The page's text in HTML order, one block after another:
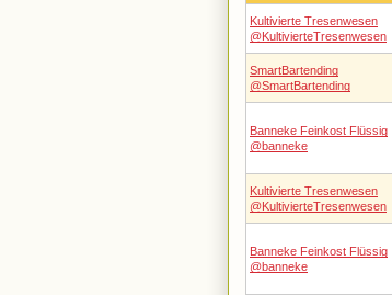
Kultivierte Tresenwesen
@KultivierteTresenwesen
SmartBartending
@SmartBartending
Banneke Feinkost Flüssig
@banneke
Kultivierte Tresenwesen
@KultivierteTresenwesen
Banneke Feinkost Flüssig
@banneke